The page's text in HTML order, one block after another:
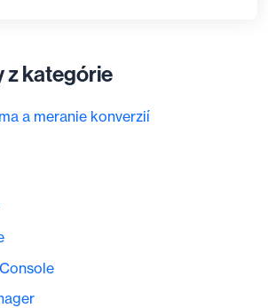
z kategórie
a meranie konverzií